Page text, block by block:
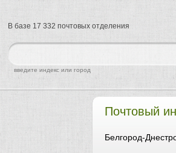
Почтовый
Белгород-
найти
введите индекс или город
В базе 17 332 почтовых отделения